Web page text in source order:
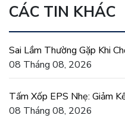
CÁC TIN KHÁC
Sai Lầm Thường Gặp Khi
EPS Cho Công Trình
08 Tháng 08, 2026
Tấm Xốp EPS Nhẹ: Giảm
Móng Cho Nhà Xưởng
08 Tháng 08, 2026